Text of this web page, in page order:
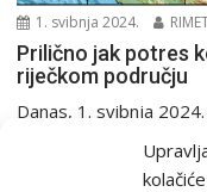
kolačiće
1. svibnja 2024.
Prilično jak potres
riječkom području
Danas, 1. svibnja
seizmografi
Potres